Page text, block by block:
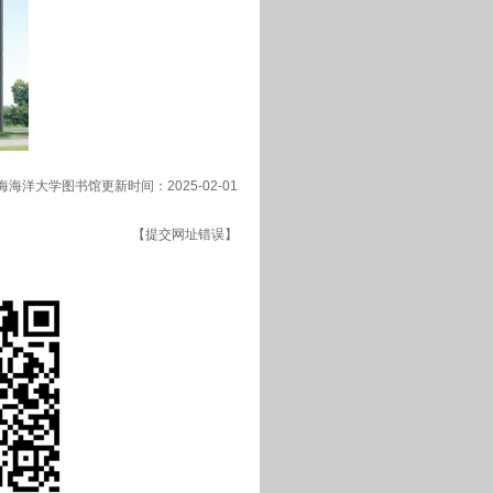
海洋大学图书馆更新时间：2025-02-01
【提交网址错误】